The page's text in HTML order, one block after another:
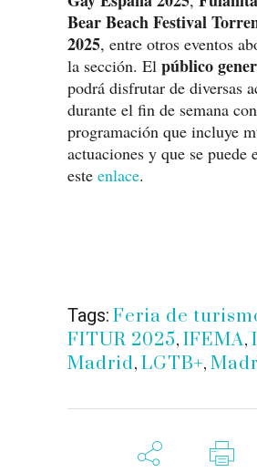
Bear Beach Festival
2025, entre otros eventos
la sección. El público
podrá disfrutar de diversas
durante el fin de semana
programación que incluye
actuaciones y que se puede
este enlace.
Tags: Feria de
FITUR 2025, IFEMA,
Madrid, LGTB+,